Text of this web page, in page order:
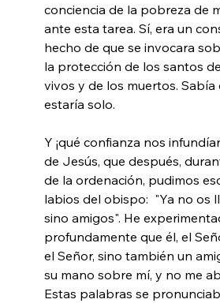
conciencia de la pobreza de
ante esta tarea. Sí, era un
hecho de que se invocara
la protección de los santos
vivos y de los muertos. Sabía
estaría solo.
Y ¡qué confianza nos
de Jesús, que después,
de la ordenación, pudimos
labios del obispo:  "Ya no os
sino amigos". He
profundamente que él, el
el Señor, sino también un
su mano sobre mí, y no me
Estas palabras se